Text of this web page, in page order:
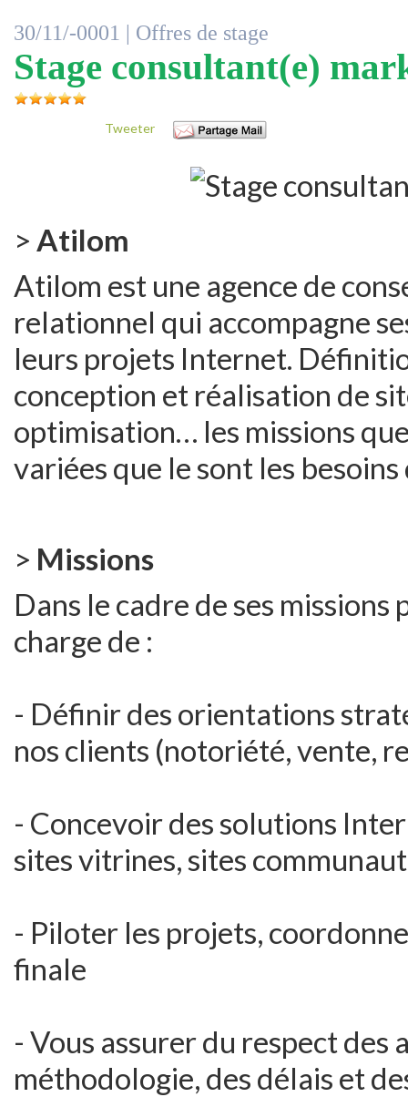
30/11/-0001 | Offres de stage
Stage consultant(e)
Tweeter
> Atilom
Atilom est une agence de
relationnel qui accompagne
leurs projets Internet.
conception et réalisation de
optimisation… les missions
variées que le sont les besoins
> Missions
Dans le cadre de ses
charge de :
- Définir des orientations
nos clients (notoriété, vente,
- Concevoir des solutions
sites vitrines, sites
- Piloter les projets,
finale
- Vous assurer du respect
méthodologie, des délais et